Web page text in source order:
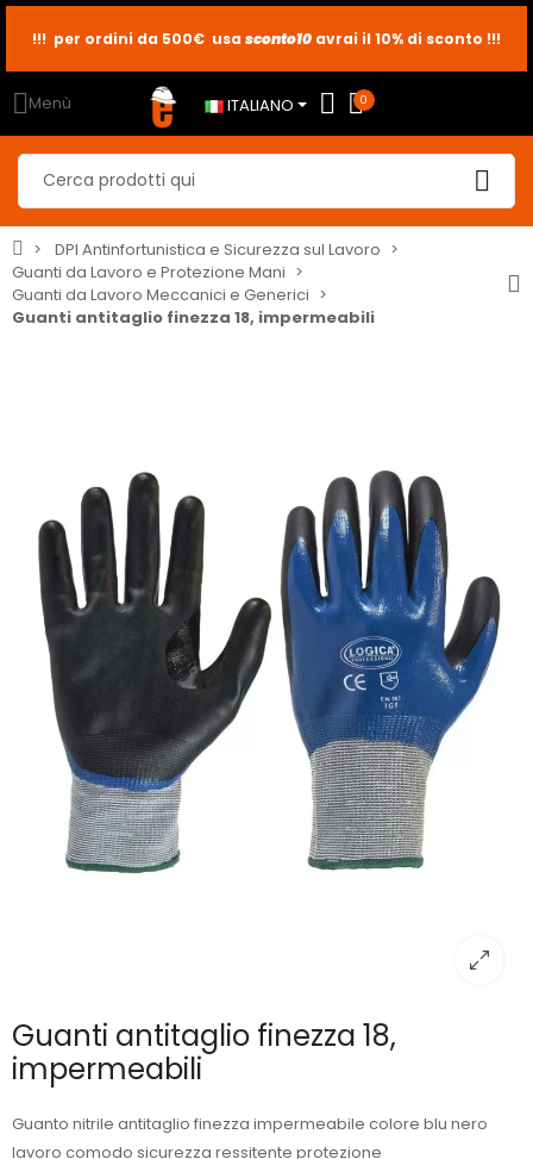
sconto2
sconto5
!!! per ordini da 500€ usa sconto10 avrai il 10% di sconto !!!
Menù ITALIANO 0
DPI Antinfortunistica e Sicurezza sul Lavoro
Guanti da Lavoro e Protezione Mani
Guanti da Lavoro Meccanici e Generici
Guanti antitaglio finezza 18, impermeabili
Guanti antitaglio finezza 18,
impermeabili
Guanto nitrile antitaglio finezza impermeabile colore blu nero
lavoro comodo sicurezza ressitente protezione